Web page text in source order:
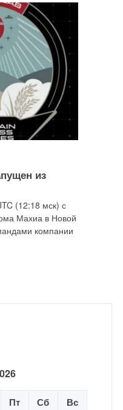
из
(12:18 мск) с
Махиа в Новой
компании
Пт Сб Вс